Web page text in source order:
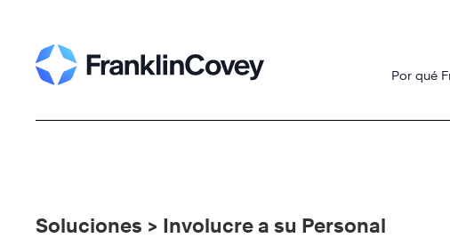
to
content
Por qué
Soluciones > Involucre a su Personal